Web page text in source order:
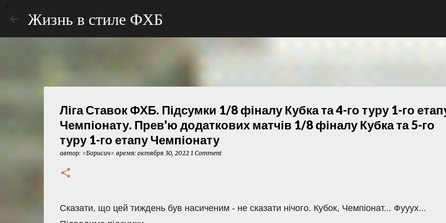
Жизнь в стиле ФХБ
Ліга Ставок ФХБ. Підсумки 1/8 фіналу Кубка та 4-го туру 1-го
Чемпіонату. Прев'ю додаткових матчів 1/8 фіналу Кубка та 5-го
туру 1-го етапу Чемпіонату
автор: =Борисич= время: октября 30, 2022 1 Comment
Сказати, що цей тиждень був насиченим - не сказати нічого. Кубок, Чемпіонат... Фууух...